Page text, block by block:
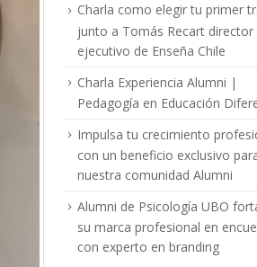
Charla como elegir tu primer
junto a Tomás Recart director
ejecutivo de Enseña Chile
Charla Experiencia Alumni |
Pedagogía en Educación
Impulsa tu crecimiento
con un beneficio exclusivo
nuestra comunidad Alumni
Alumni de Psicología UBO
su marca profesional en
con experto en branding